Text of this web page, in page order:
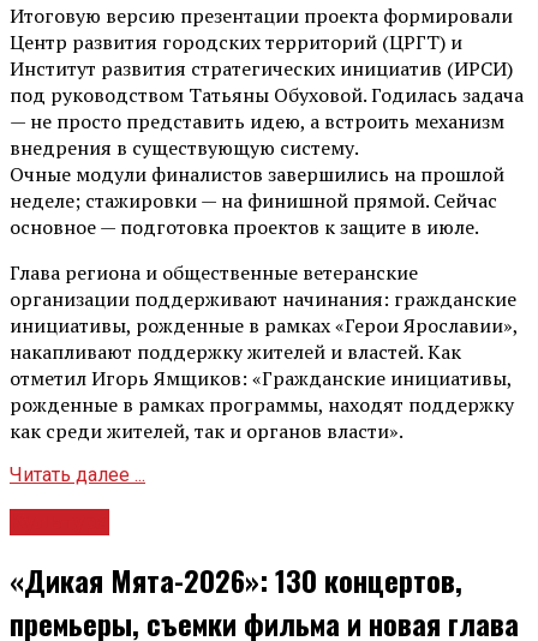
Итоговую версию презентации проекта формировали
Центр развития городских территорий (ЦРГТ) и
Институт развития стратегических инициатив (ИРСИ)
под руководством Татьяны Обуховой. Годилась задача
— не просто представить идею, а встроить механизм
внедрения в существующую систему.
Очные модули финалистов завершились на прошлой
неделе; стажировки — на финишной прямой. Сейчас
основное — подготовка проектов к защите в июле.
Глава региона и общественные ветеранские
организации поддерживают начинания: гражданские
инициативы, рожденные в рамках «Герои Ярославии»,
накапливают поддержку жителей и властей. Как
отметил Игорь Ямщиков: «Гражданские инициативы,
рожденные в рамках программы, находят поддержку
как среди жителей, так и органов власти».
Читать далее ...
«Дикая Мята-2026»: 130 концертов,
премьеры, съемки фильма и новая глава